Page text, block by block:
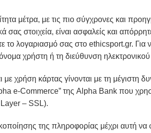
μέτρα, με τις πιο σύγχρονες και
σας στοιχεία, είναι ασφαλείς και
το λογαριασμό σας στο ethicsport.gr.
χρήστη ή τη διεύθυνση
χρήση κάρτας γίνονται με τη μέγιστη
e-Commerce” της Alpha Bank που
– SSL).
της πληροφορίας μέχρι αυτή